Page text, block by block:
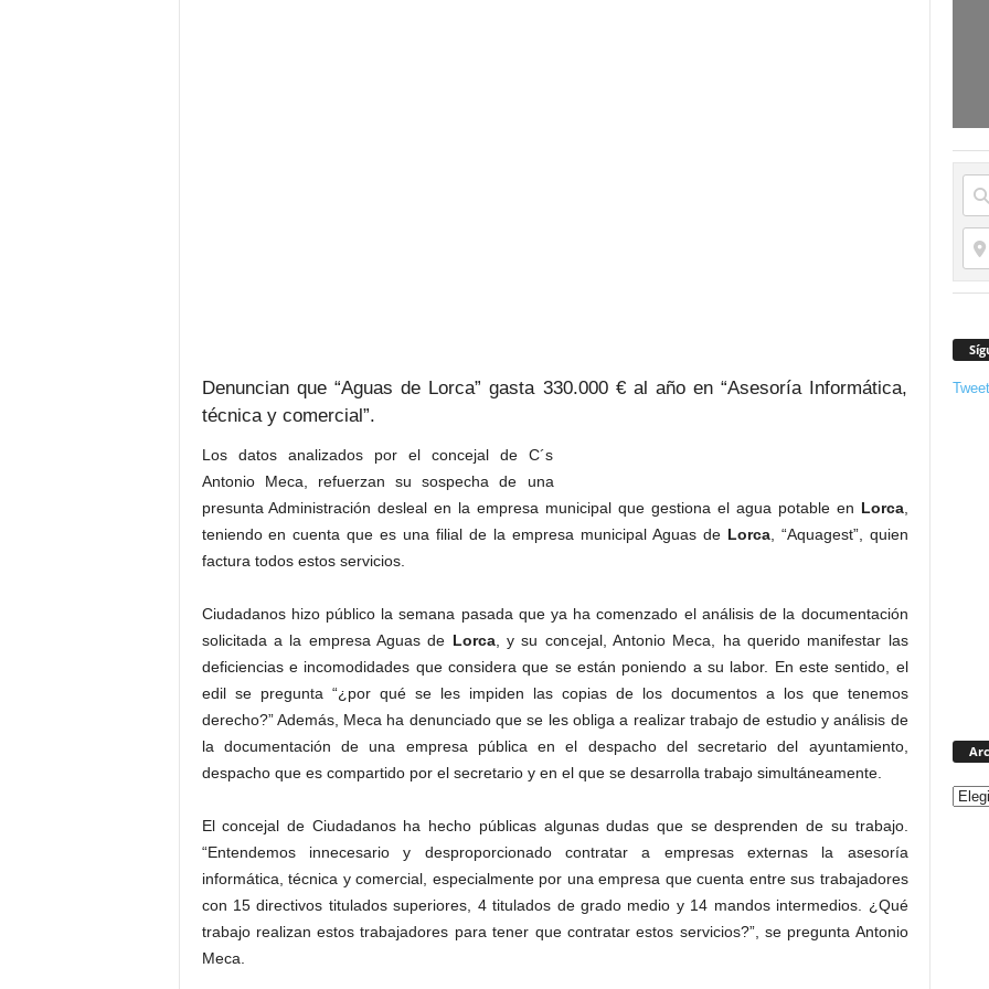
Denuncian que “Aguas de Lorca” gasta 330.000 € al año en “Asesoría Informática,
técnica y comercial”.
Los datos analizados por el concejal de C´s
Antonio Meca, refuerzan su sospecha de una
presunta Administración desleal en la empresa municipal que gestiona el agua potable en Lorca,
teniendo en cuenta que es una filial de la empresa municipal Aguas de Lorca, “Aquagest”, quien
factura todos estos servicios.
Ciudadanos hizo público la semana pasada que ya ha comenzado el análisis de la documentación
solicitada a la empresa Aguas de Lorca, y su concejal, Antonio Meca, ha querido manifestar las
deficiencias e incomodidades que considera que se están poniendo a su labor. En este sentido, el
edil se pregunta “¿por qué se les impiden las copias de los documentos a los que tenemos
derecho?” Además, Meca ha denunciado que se les obliga a realizar trabajo de estudio y análisis de
la documentación de una empresa pública en el despacho del secretario del ayuntamiento,
despacho que es compartido por el secretario y en el que se desarrolla trabajo simultáneamente.
El concejal de Ciudadanos ha hecho públicas algunas dudas que se desprenden de su trabajo.
“Entendemos innecesario y desproporcionado contratar a empresas externas la asesoría
informática, técnica y comercial, especialmente por una empresa que cuenta entre sus trabajadores
con 15 directivos titulados superiores, 4 titulados de grado medio y 14 mandos intermedios. ¿Qué
trabajo realizan estos trabajadores para tener que contratar estos servicios?”, se pregunta Antonio
Meca.